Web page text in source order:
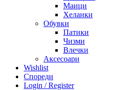
Маици
Хеланки
Обувки
Патики
Чизми
Влечки
Аксесоари
Wishlist
Спореди
Login / Register